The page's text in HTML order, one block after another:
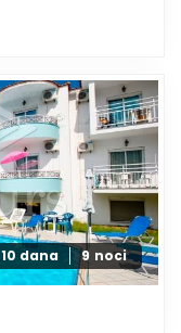
10 dana 9 noci